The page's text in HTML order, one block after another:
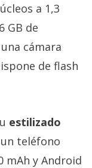
a 1,3
GB de
cámara
de flash
estilizado
teléfono
mAh y Android